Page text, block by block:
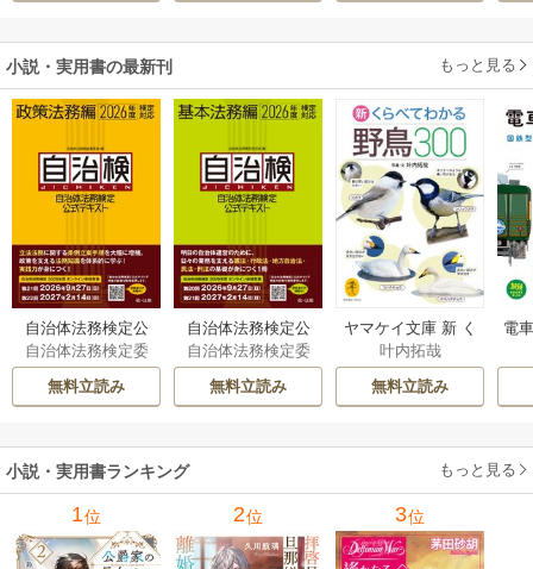
小説・実用書の最新刊 もっと見る
自治体法務検定公
式テキスト 政策
法務編 ２０２６
年度検定対応 1巻
自治体法務検定委
員会
無料立読み
自治体法務検定公
式テキスト 基本
法務編 ２０２６
年度検定対応 1巻
自治体法務検定委
員会
無料立読み
ヤマケイ文庫 新 く
らべてわかる野鳥3
00 1巻
叶内拓哉
無料立読み
電
小説・実用書ランキング もっと見る
1位 2位 3位